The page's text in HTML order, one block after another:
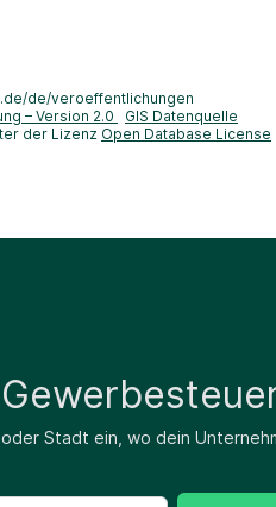
de/veroeffentlichungen
– Version 2.0
GIS Datenquelle
der Lizenz Open Database License
Stadt ein, wo dein